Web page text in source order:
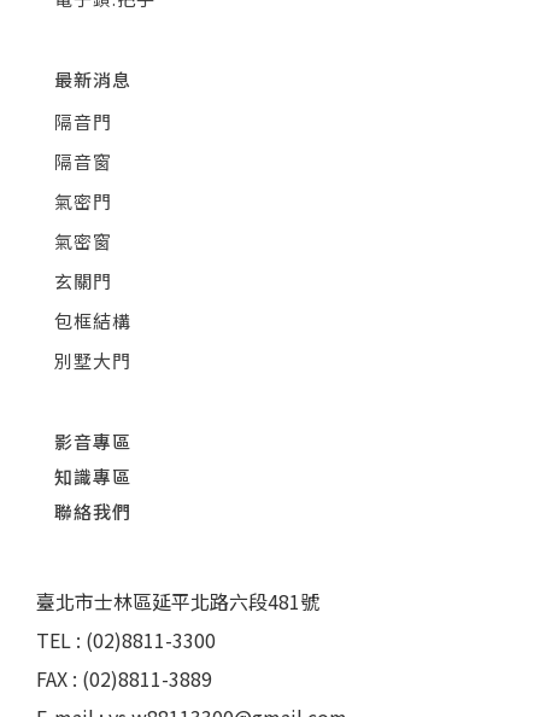
最新消息
隔音門
隔音窗
氣密門
氣密窗
玄關門
包框結構
別墅大門
影音專區
知識專區
聯絡我們
臺北市士林區延平北路六段481號
TEL : (02)8811-3300
FAX : (02)8811-3889